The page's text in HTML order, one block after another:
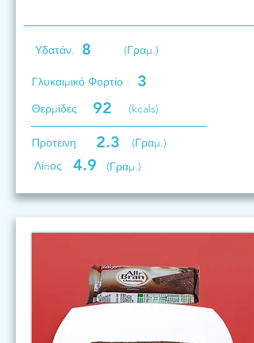
Υδατάν. 8 (Γραμ.)
Γλυκαιμικό Φορτίο 3
Θερμίδες 92 (kcals)
Προτεινη 2.3
(Γραμ.)
Λίπος
4.9 (Γραμ.)